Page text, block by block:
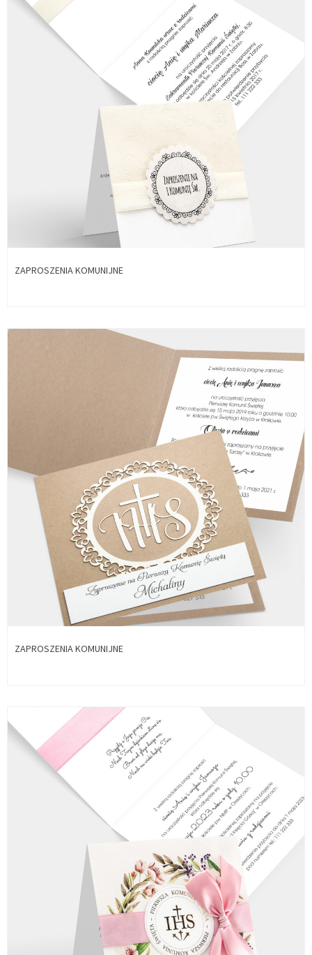
ZAPROSZENIA KOMUNIJNE
ZAPROSZENIA KOMUNIJNE